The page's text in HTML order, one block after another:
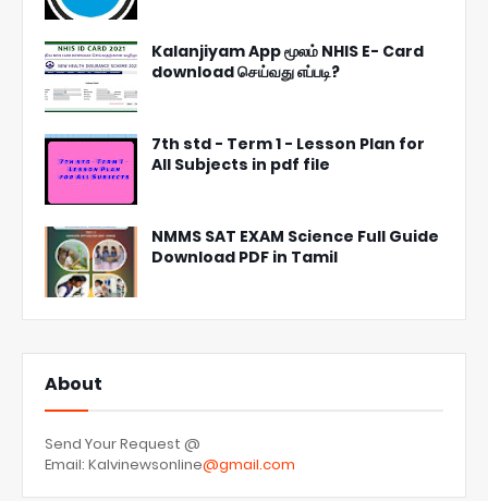
Kalanjiyam App மூலம் NHIS E- Card
download செய்வது எப்படி?
7th std - Term 1 - Lesson Plan for
All Subjects in pdf file
NMMS SAT EXAM Science Full Guide
Download PDF in Tamil
About
Send Your Request @
Email: Kalvinewsonline@gmail.com